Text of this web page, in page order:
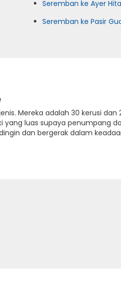
Seremban ke Ayer
Seremban ke Pasir
Mereka adalah 30 kerusi
yang luas supaya penumpang
dan bergerak dalam